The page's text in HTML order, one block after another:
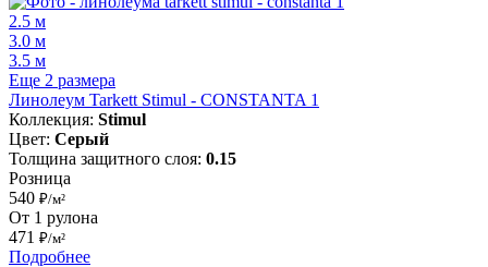
2.5 м
3.0 м
3.5 м
Еще 2 размера
Линолеум Tarkett Stimul - CONSTANTA 1
Коллекция: Stimul
Цвет: Серый
Толщина защитного слоя: 0.15
Розница
540 ₽/м²
От 1 рулона
471 ₽/м²
Подробнее